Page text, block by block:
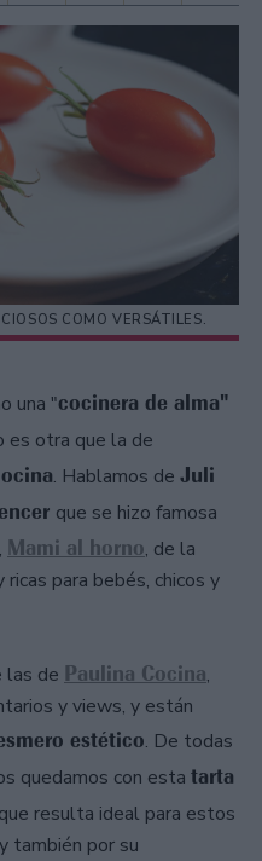
COMO VERSÁTILES.
una "cocinera de alma"
es otra que la de
. Hablamos de Juli
que se hizo famosa
Mami al horno, de la
para bebés, chicos y
las de Paulina Cocina,
y views, y están
estético. De todas
quedamos con esta tarta
que resulta ideal para estos
también por su